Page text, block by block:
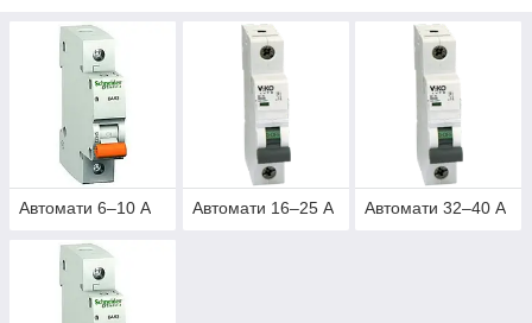
Україні.
Автомати 6–10 А Автомати 16–25 А Автомати 32–40 А